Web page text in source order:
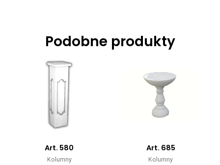
Podobne produkty
Art. 580
Kolumny
Art. 685
Kolumny